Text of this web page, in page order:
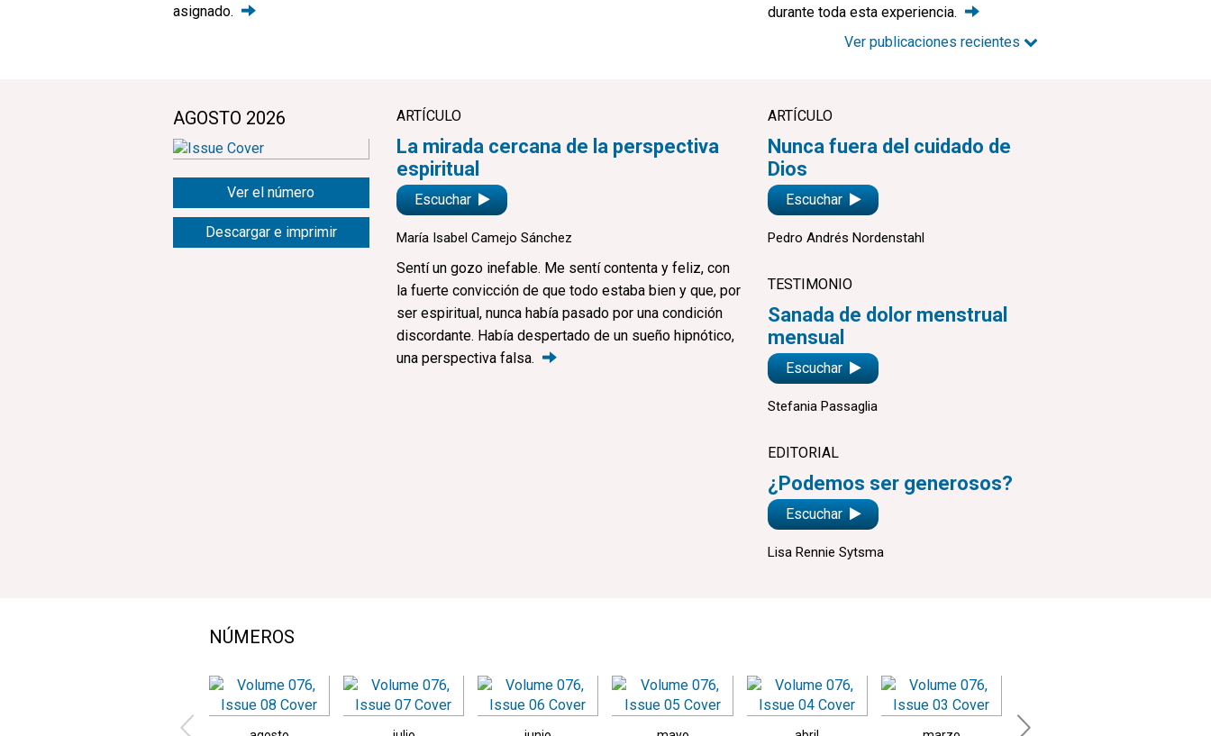
asignado.
durante toda esta experiencia.
Ver publicaciones recientes
AGOSTO 2026
Ver el número
Descargar e imprimir
ARTÍCULO
La mirada cercana de la perspectiva
espiritual
Escuchar
María Isabel Camejo Sánchez
Sentí un gozo inefable. Me sentí contenta y feliz, con
la fuerte convicción de que todo estaba bien y que, por
ser espiritual, nunca había pasado por una condición
discordante. Había despertado de un sueño hipnótico,
una perspectiva falsa.
ARTÍCULO
Nunca fuera del cuidado de
Dios
Escuchar
Pedro Andrés Nordenstahl
TESTIMONIO
Sanada de dolor menstrual
mensual
Escuchar
Stefania Passaglia
EDITORIAL
¿Podemos ser generosos?
Escuchar
Lisa Rennie Sytsma
NÚMEROS